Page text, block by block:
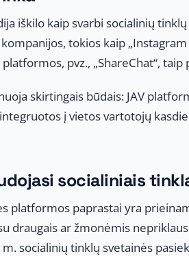
iškilo kaip svarbi socialinių
tokios kaip „Instagram
pvz., „ShareChat“,
skirtingais būdais: JAV
į vietos vartotojų
socialiniais
platformos paprastai yra
draugais ar žmonėmis
socialinių tinklų svetainės